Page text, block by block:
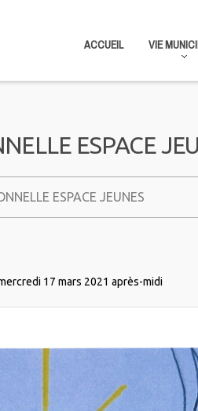
ACCUEIL VIE
ESPACE
ESPACE JEUNES
17 mars 2021 après-midi